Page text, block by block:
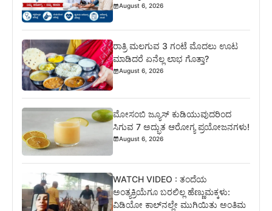
August 6, 2026
ರಾತ್ರಿ ಮಲಗುವ 3 ಗಂಟೆ ಮೊದಲು ಊಟ
ಮಾಡಿದರೆ ಏನೆಲ್ಲ ಲಾಭ ಗೊತ್ತಾ?
August 6, 2026
ಮೋಸಂಬಿ ಜ್ಯೂಸ್ ಕುಡಿಯುವುದರಿಂದ
ಸಿಗುವ 7 ಅದ್ಭುತ ಆರೋಗ್ಯ ಪ್ರಯೋಜನಗಳು!
August 6, 2026
WATCH VIDEO : ತಂದೆಯ
ಅಂತ್ಯಕ್ರಿಯೆಗೂ ಬರಲಿಲ್ಲ ಹೆಣ್ಣುಮಕ್ಕಳು:
ವಿಡಿಯೋ ಕಾಲ್‌ನಲ್ಲೇ ಮುಗಿಯಿತು ಅಂತಿಮ